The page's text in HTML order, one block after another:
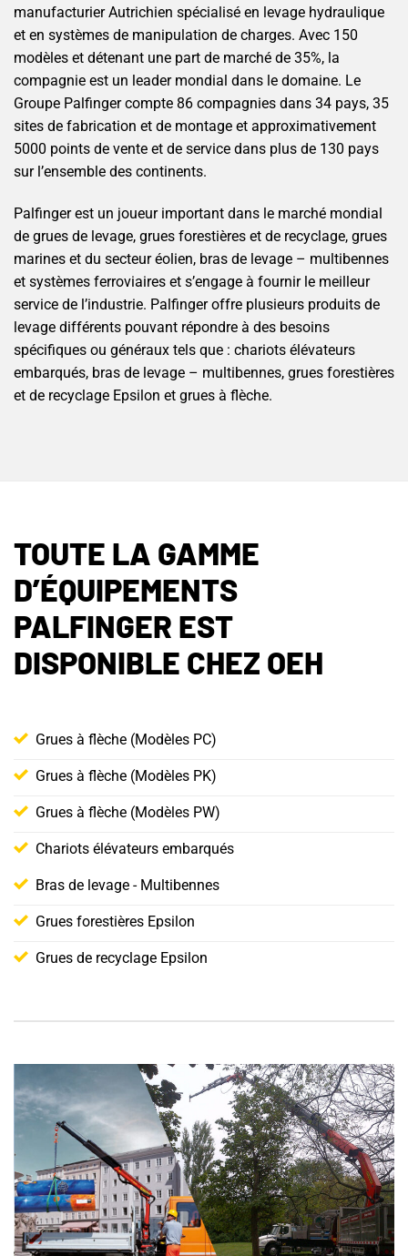
manufacturier Autrichien spécialisé en levage hydraulique
et en systèmes de manipulation de charges. Avec 150
modèles et détenant une part de marché de 35%, la
compagnie est un leader mondial dans le domaine. Le
Groupe Palfinger compte 86 compagnies dans 34 pays, 35
sites de fabrication et de montage et approximativement
5000 points de vente et de service dans plus de 130 pays
sur l’ensemble des continents.
Palfinger est un joueur important dans le marché mondial
de grues de levage, grues forestières et de recyclage, grues
marines et du secteur éolien, bras de levage – multibennes
et systèmes ferroviaires et s’engage à fournir le meilleur
service de l’industrie. Palfinger offre plusieurs produits de
levage différents pouvant répondre à des besoins
spécifiques ou généraux tels que : chariots élévateurs
embarqués, bras de levage – multibennes, grues forestières
et de recyclage Epsilon et grues à flèche.
TOUTE LA GAMME
D’ÉQUIPEMENTS
PALFINGER EST
DISPONIBLE CHEZ OEH
Grues à flèche (Modèles PC)
Grues à flèche (Modèles PK)
Grues à flèche (Modèles PW)
Chariots élévateurs embarqués
Bras de levage - Multibennes
Grues forestières Epsilon
Grues de recyclage Epsilon